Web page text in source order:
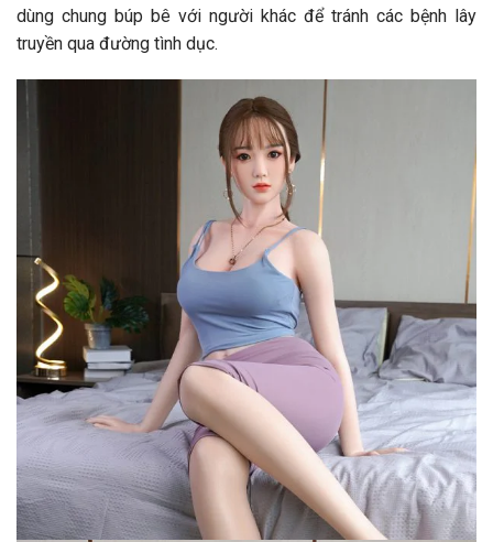
dùng chung búp bê với người khác để tránh các bệnh lây
truyền qua đường tình dục.